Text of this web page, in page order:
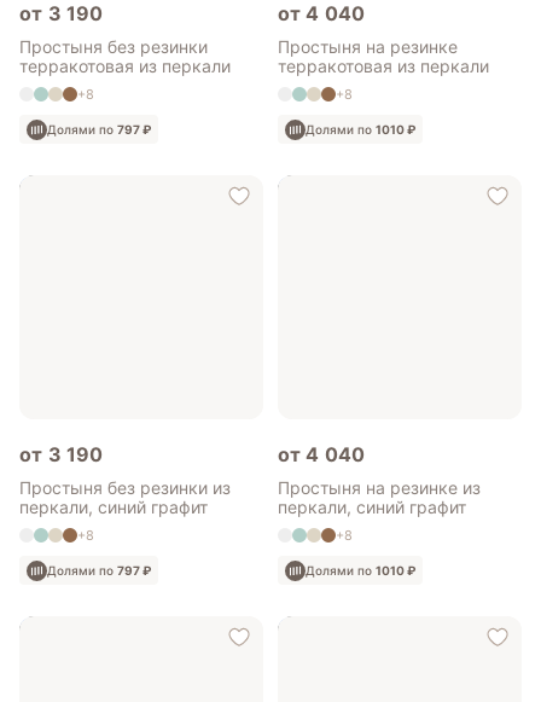
от 3 190
Простыня без резинки
терракотовая из перкали
+8
Долями по797 ₽
от 4 040
Простыня на резинке
терракотовая из перкали
+8
Долями по 1010 ₽
от 3 190
Простыня без резинки из
перкали, синий графит
+8
Долями по797 ₽
от 4 040
Простыня на резинке из
перкали, синий графит
+8
Долями по 1010 ₽